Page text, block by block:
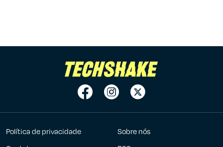
Política de privacidade
Sobre nós